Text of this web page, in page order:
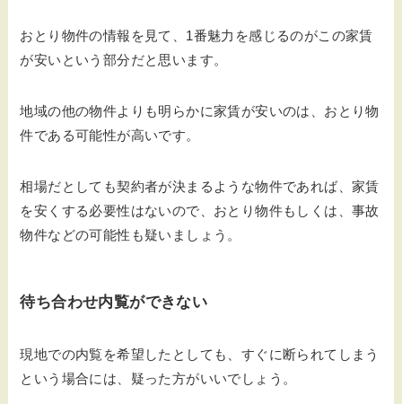
おとり物件の情報を見て、1番魅力を感じるのがこの家賃
が安いという部分だと思います。
地域の他の物件よりも明らかに家賃が安いのは、おとり物
件である可能性が高いです。
相場だとしても契約者が決まるような物件であれば、家賃
を安くする必要性はないので、おとり物件もしくは、事故
物件などの可能性も疑いましょう。
待ち合わせ内覧ができない
現地での内覧を希望したとしても、すぐに断られてしまう
という場合には、疑った方がいいでしょう。